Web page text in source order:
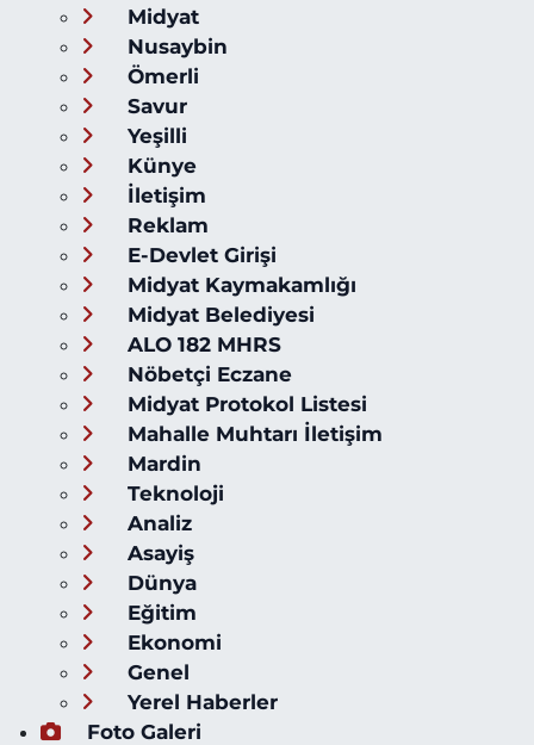
Midyat
Nusaybin
Ömerli
Savur
Yeşilli
Künye
İletişim
Reklam
E-Devlet Girişi
Midyat Kaymakamlığı
Midyat Belediyesi
ALO 182 MHRS
Nöbetçi Eczane
Midyat Protokol Listesi
Mahalle Muhtarı İletişim
Mardin
Teknoloji
Analiz
Asayiş
Dünya
Eğitim
Ekonomi
Genel
Yerel Haberler
Foto Galeri